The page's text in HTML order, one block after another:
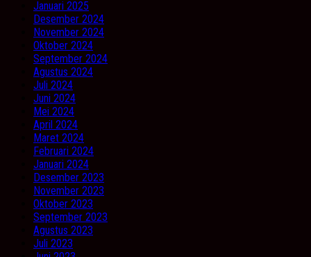
Januari 2025
Desember 2024
November 2024
Oktober 2024
September 2024
Agustus 2024
Juli 2024
Juni 2024
Mei 2024
April 2024
Maret 2024
Februari 2024
Januari 2024
Desember 2023
November 2023
Oktober 2023
September 2023
Agustus 2023
Juli 2023